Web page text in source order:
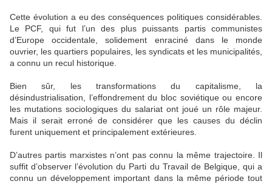
Cette évolution a eu des conséquences politiques considérables.
Le PCF, qui fut l’un des plus puissants partis communistes
d’Europe occidentale, solidement enraciné dans le monde
ouvrier, les quartiers populaires, les syndicats et les municipalités,
a connu un recul historique.
Bien sûr, les transformations du capitalisme, la
désindustrialisation, l’effondrement du bloc soviétique ou encore
les mutations sociologiques du salariat ont joué un rôle majeur.
Mais il serait erroné de considérer que les causes du déclin
furent uniquement et principalement extérieures.
D’autres partis marxistes n’ont pas connu la même trajectoire. Il
suffit d’observer l’évolution du Parti du Travail de Belgique, qui a
connu un développement important dans la même période tout